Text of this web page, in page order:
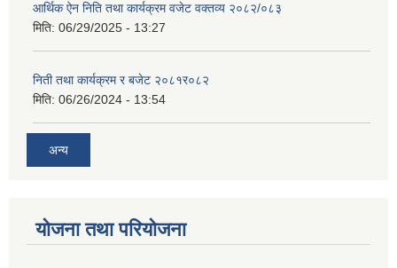
आर्थिक ऐन निति तथा कार्यक्रम वजेट वक्तव्य २०८२/०८३
मिति: 06/29/2025 - 13:27
निती तथा कार्यक्रम र बजेट २०८१र०८२
मिति: 06/26/2024 - 13:54
अन्य
योजना तथा परियोजना